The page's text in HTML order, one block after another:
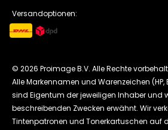
Versandoptionen:
© 2026 Proimage B.V. Alle Rechte
Alle Markennamen und Warenzeichen (HP,
sind Eigentum der jeweiligen Inhaber und
beschreibenden Zwecken erwähnt. Wir
Tintenpatronen und Tonerkartuschen auf